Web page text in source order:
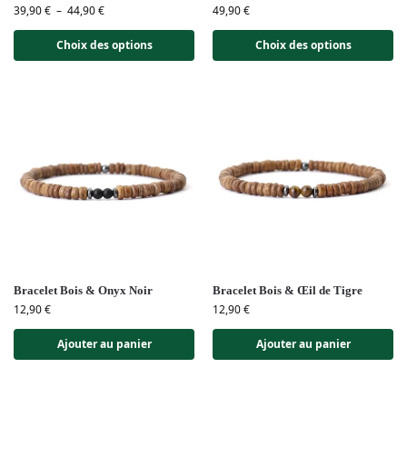
39,90€ – 44,90€
Choix des options
49,90€
Choix des options
Bracelet Bois & Onyx Noir
12,90€
Ajouter au panier
Bracelet Bois & Œil de Tigre
12,90€
Ajouter au panier